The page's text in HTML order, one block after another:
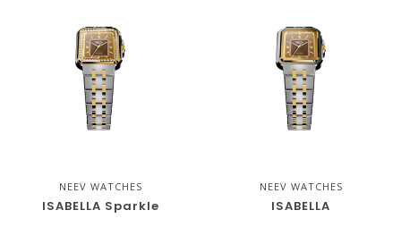
NEEV WATCHES
ISABELLA Sparkle
NEEV WATCHES
ISABELLA